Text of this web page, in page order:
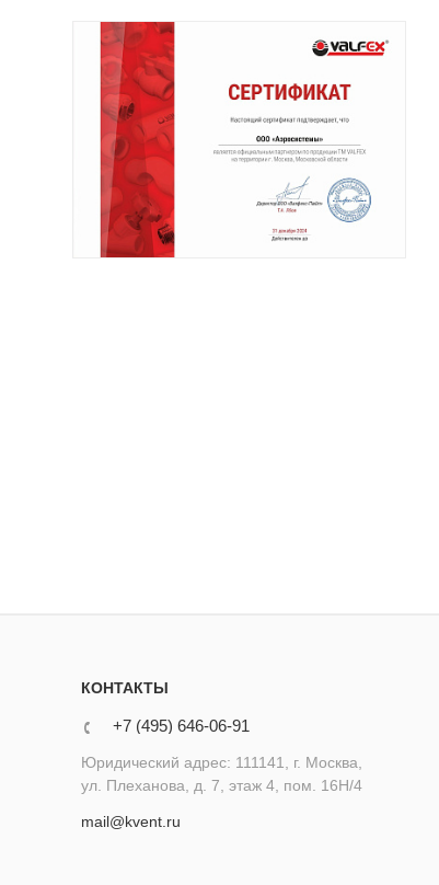
КОНТАКТЫ
+7 (495) 646-06-91
Юридический адрес: 111141, г. Москва,
ул. Плеханова, д. 7, этаж 4, пом. 16Н/4
mail@kvent.ru